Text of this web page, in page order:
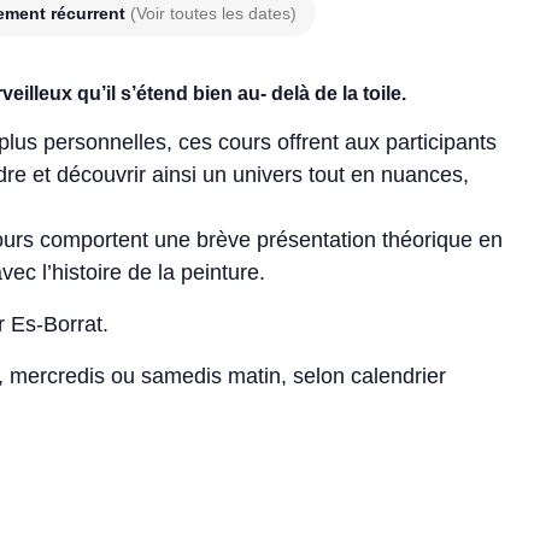
récurrent (Voir toutes les dates)
qu’il s’étend bien au- delà de la toile.
personnelles, ces cours offrent aux participants
et découvrir ainsi un univers tout en nuances,
comportent une brève présentation théorique en
l’histoire de la peinture.
Es-Borrat.
ou samedis matin, selon calendrier